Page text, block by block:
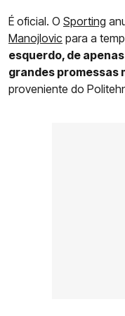
É oficial. O Sporting
Manojlovic para a
esquerdo, de
grandes promessas
proveniente do